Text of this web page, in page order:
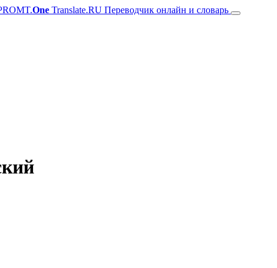
One Translate.RU Переводчик онлайн и словарь